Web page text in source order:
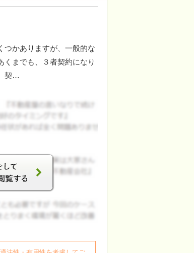
つかありますが、一般的な
くまでも、３者契約になり
契…